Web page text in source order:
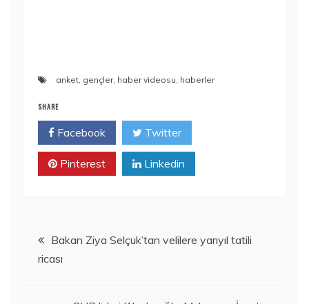
anket gençler, haber videosu haberler
SHARE
Facebook Twitter
Pinterest Linkedin
Yazı
gezinmesi
Bakan Ziya Selçuk’tan velilere yarıyıl tatili
ricası